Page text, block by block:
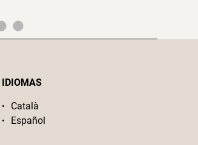
IDIOMAS
Català
Español